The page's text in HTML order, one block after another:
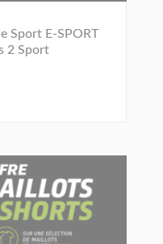
Sport E-SPORT
2 Sport